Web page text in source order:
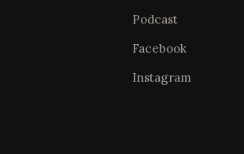
Podcast
Facebook
Instagram